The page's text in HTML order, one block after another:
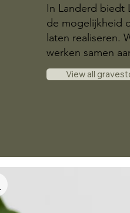
In Landerd biedt
de mogelijkheid
laten realiseren.
werken samen
View all